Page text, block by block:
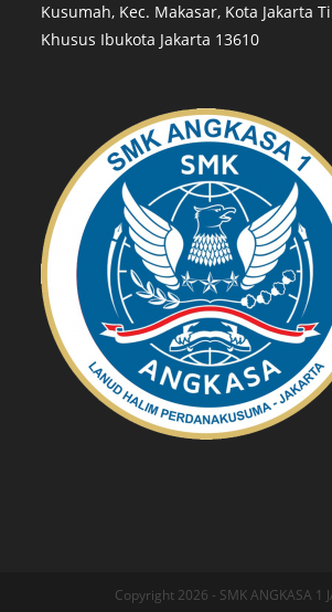
Kusumah, Kec. Makasar, Kota Jakarta
Khusus Ibukota Jakarta 13610
Copyright 2026 - SMK ANGKASA 1